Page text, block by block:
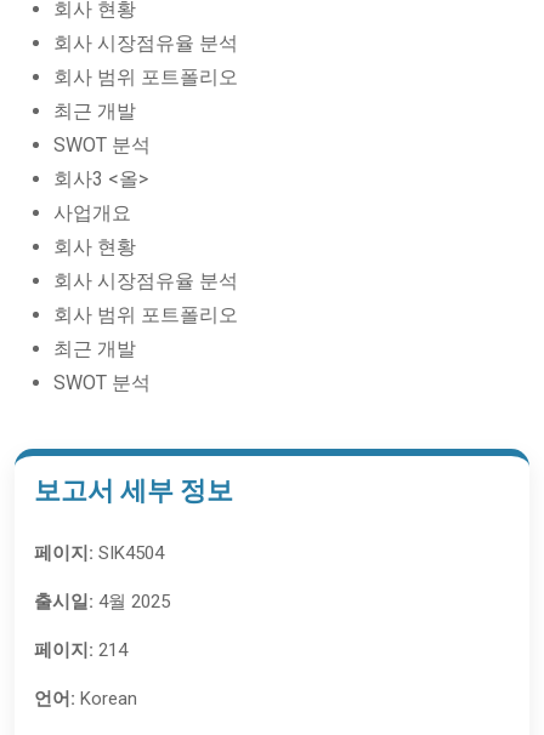
회사 현황
회사 시장점유율 분석
회사 범위 포트폴리오
최근 개발
SWOT 분석
회사3 <올>
사업개요
회사 현황
회사 시장점유율 분석
회사 범위 포트폴리오
최근 개발
SWOT 분석
보고서 세부 정보
페이지: SIK4504
출시일: 4월 2025
페이지: 214
언어: Korean